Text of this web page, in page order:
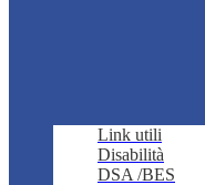
Link utili
Disabilità
DSA /BES